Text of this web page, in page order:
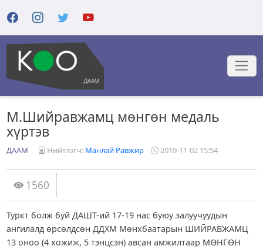
М.Шийравжамц мөнгөн медаль
хүртэв
ДААМ Нийтлэгч: Манлай Равжир 2019-11-02 15:54
1560
Туркт болж буй ДАШТ-ий 17-19 нас буюу залуучуудын
ангилалд өрсөлдсөн ДДХМ Мөнхбаатарын ШИЙРАВЖАМЦ
13 оноо (4 хожиж, 5 тэнцсэн) авсан амжилтаар МӨНГӨН